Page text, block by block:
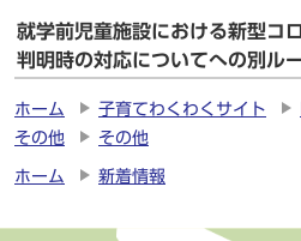
就学前児童施設における新型コ
判明時の対応についてへの別ル
ホーム 子育てわくわくサイト
その他
その他
ホーム 新着情報